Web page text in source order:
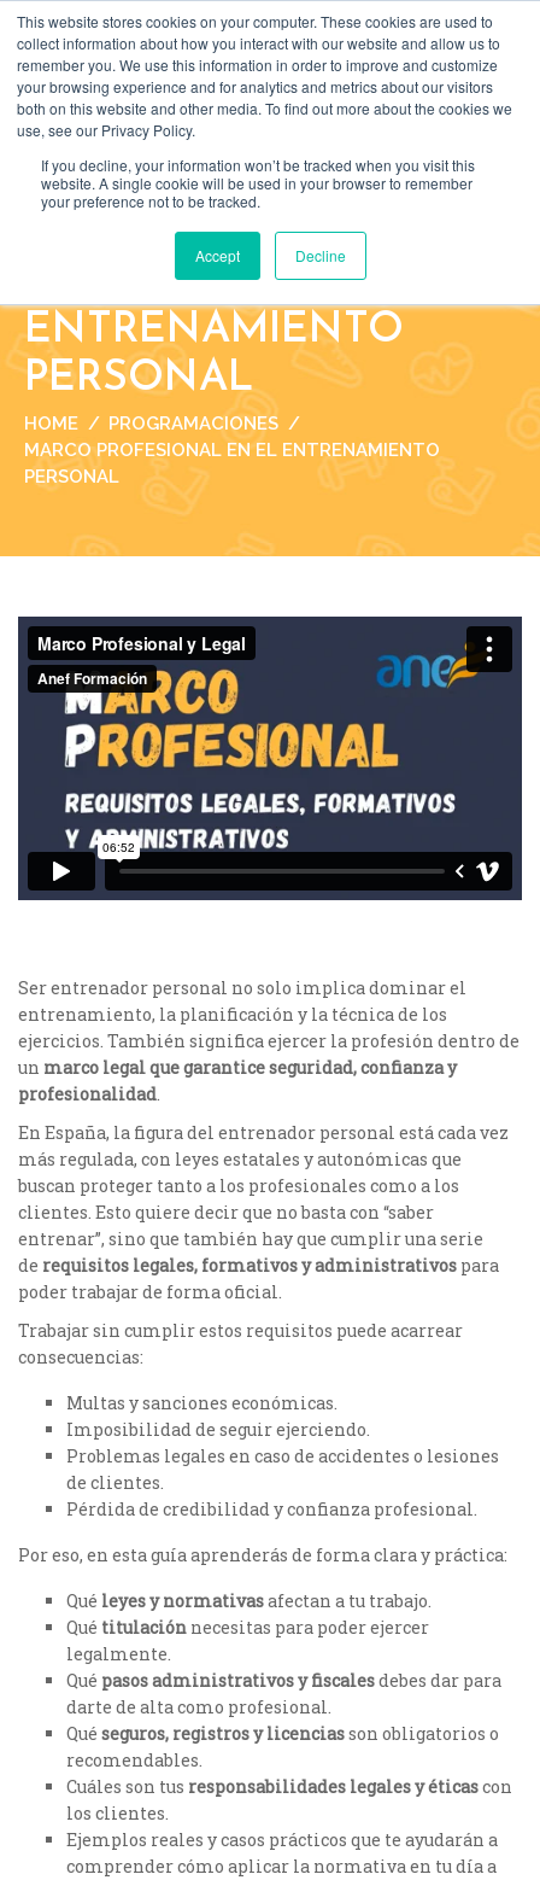
This website stores cookies on your computer. These cookies are used to
collect information about how you interact with our website and allow us to
remember you. We use this information in order to improve and customize
your browsing experience and for analytics and metrics about our visitors
both on this website and other media. To find out more about the cookies we
use, see our Privacy Policy.
If you decline, your information won’t be tracked when you visit this
website. A single cookie will be used in your browser to remember
your preference not to be tracked.
Accept Decline
Search
for:
BUSCAR
MARCO PROFESIONAL
ENTRENAMIENTO
PERSONAL
HOME
PROGRAMACIONES
MARCO PROFESIONAL EN EL ENTRENAMIENTO
PERSONAL
Ser entrenador personal no solo implica dominar el
entrenamiento, la planificación y la técnica de los
ejercicios. También significa ejercer la profesión dentro de
un marco legal que garantice seguridad, confianza y
profesionalidad.
En España, la figura del entrenador personal está cada vez
más regulada, con leyes estatales y autonómicas que
buscan proteger tanto a los profesionales como a los
clientes. Esto quiere decir que no basta con “saber
entrenar”, sino que también hay que cumplir una serie
de requisitos legales, formativos y administrativos para
poder trabajar de forma oficial.
Trabajar sin cumplir estos requisitos puede acarrear
consecuencias:
Multas y sanciones económicas.
Imposibilidad de seguir ejerciendo.
Problemas legales en caso de accidentes o lesiones
de clientes.
Pérdida de credibilidad y confianza profesional.
Por eso, en esta guía aprenderás de forma clara y práctica:
Qué leyes y normativasafectan a tu trabajo.
Qué titulación necesitas para poder ejercer
legalmente.
Qué pasos administrativos y fiscalesdebes dar para
darte de alta como profesional.
Qué seguros, registros y licenciasson obligatorios o
recomendables.
Cuáles son tus responsabilidades legales y éticascon
los clientes.
Ejemplos reales y casos prácticos que te ayudarán a
comprender cómo aplicar la normativa en tu día a